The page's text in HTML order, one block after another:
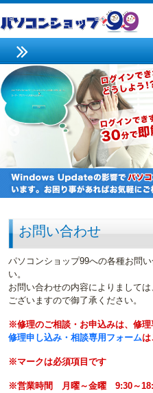
お問い合わせ
パソコンショップ99への各種お問
い。
お問い合わせの内容によりまして
ございますので御了承ください。
※修理のご相談・お申込みは、修理
修理申し込み・相談専用フォームは
※マークは必須項目です
※営業時間 月曜～金曜 9:30～